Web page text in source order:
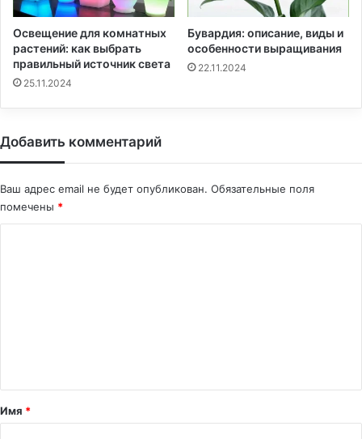
Освещение для комнатных
растений: как выбрать
правильный источник света
25.11.2024
Бувардия: описание, виды и
особенности выращивания
22.11.2024
Добавить комментарий
Ваш адрес email не будет опубликован. Обязательные поля
помечены *
а
Имя *